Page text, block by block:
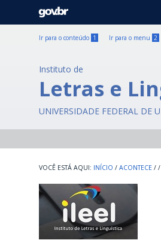
GOVBR
Ir para o conteúdo 1 Ir para o menu 2
Instituto de
Letras e
UNIVERSIDADE FEDERAL DE
INÍCIO / ACONTECE / /